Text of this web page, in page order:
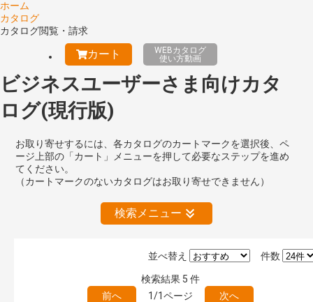
ホーム
カタログ
カタログ閲覧・請求
カート
WEBカタログ
使い方動画
ビジネスユーザーさま向けカタ
ログ(現行版)
お取り寄せするには、各カタログのカートマークを選択後、ペ
ージ上部の「カート」メニューを押して必要なステップを進め
てください。
（カートマークのないカタログはお取り寄せできません）
検索メニュー
絞り込みの解除
件数
並べ替え
検索結果 5 件
前へ
1/1ページ 次へ